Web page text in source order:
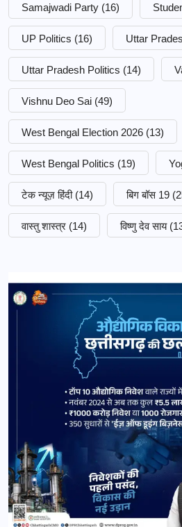
Samajwadi Party (16)
UP Politics (16) Uttar
Uttar Pradesh Politics (14)
Vishnu Deo Sai (49)
West Bengal Election 2026 (13)
West Bengal Politics (19)
टेक न्यूज़ हिंदी (14) बिग बॉस 19
वास्तु शास्त्र (14) विष्णु देव साय